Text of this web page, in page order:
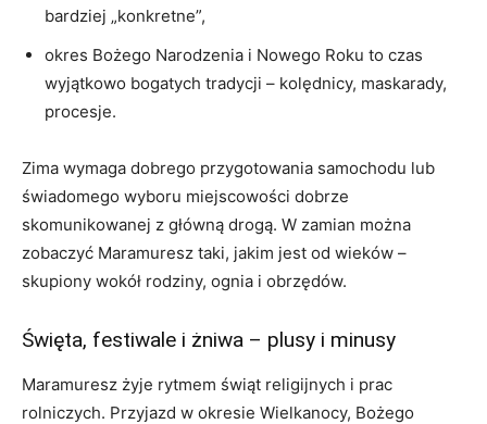
bardziej „konkretne”,
okres Bożego Narodzenia i Nowego Roku to czas
wyjątkowo bogatych tradycji – kolędnicy, maskarady,
procesje.
Zima wymaga dobrego przygotowania samochodu lub
świadomego wyboru miejscowości dobrze
skomunikowanej z główną drogą. W zamian można
zobaczyć Maramuresz taki, jakim jest od wieków –
skupiony wokół rodziny, ognia i obrzędów.
Święta, festiwale i żniwa – plusy i minusy
Maramuresz żyje rytmem świąt religijnych i prac
rolniczych. Przyjazd w okresie Wielkanocy, Bożego